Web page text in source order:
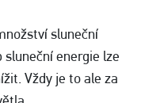
sluneční
sluneční energie lze
Vždy je to ale za